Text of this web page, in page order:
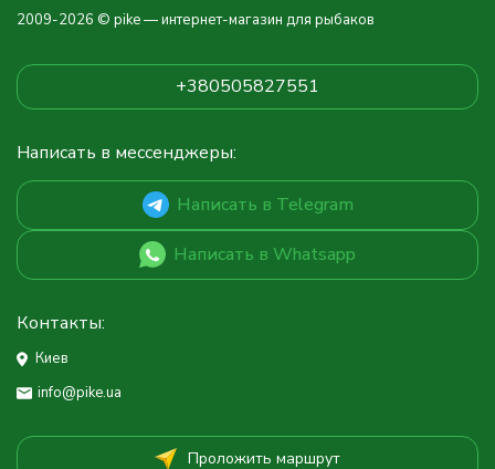
2009-2026 © pike — интернет-магазин для рыбаков
+380505827551
Написать в мессенджеры:
Написать в Telegram
Написать в Whatsapp
Контакты:
Киев
info@pike.ua
Проложить маршрут